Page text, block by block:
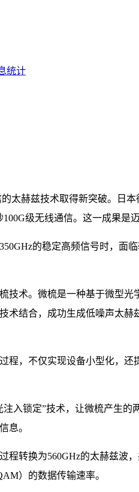
统计
的太赫兹技术取得新突破。日
级无线通信。这一成果是
的稳定高频信号时，面临
术。微梳是一种基于微型光
术结合，成功生成低噪声太
，不仅实现设备小型化，还
锁定”技术，让微梳产生的
息。
转换为560GHz的太赫兹波，
）的数据传输速率。